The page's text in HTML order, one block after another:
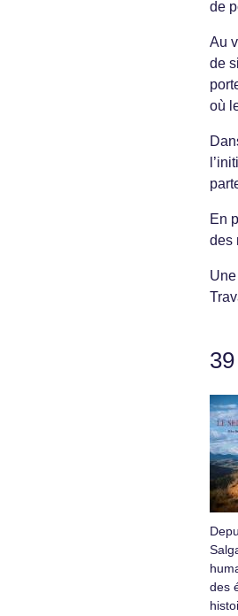
de
Au
de
où
En
des
des